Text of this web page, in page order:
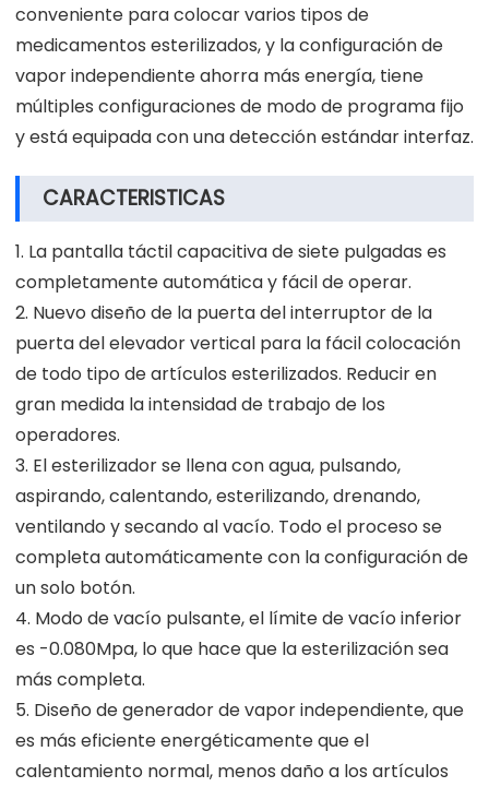
conveniente para colocar varios tipos de
medicamentos esterilizados, y la configuración de
vapor independiente ahorra más energía, tiene
múltiples configuraciones de modo de programa fijo
y está equipada con una detección estándar interfaz.
CARACTERISTICAS
1. La pantalla táctil capacitiva de siete pulgadas es
completamente automática y fácil de operar.
2. Nuevo diseño de la puerta del interruptor de la
puerta del elevador vertical para la fácil colocación
de todo tipo de artículos esterilizados. Reducir en
gran medida la intensidad de trabajo de los
operadores.
3. El esterilizador se llena con agua, pulsando,
aspirando, calentando, esterilizando, drenando,
ventilando y secando al vacío. Todo el proceso se
completa automáticamente con la configuración de
un solo botón.
4. Modo de vacío pulsante, el límite de vacío inferior
es -0.080Mpa, lo que hace que la esterilización sea
más completa.
5. Diseño de generador de vapor independiente, que
es más eficiente energéticamente que el
calentamiento normal, menos daño a los artículos